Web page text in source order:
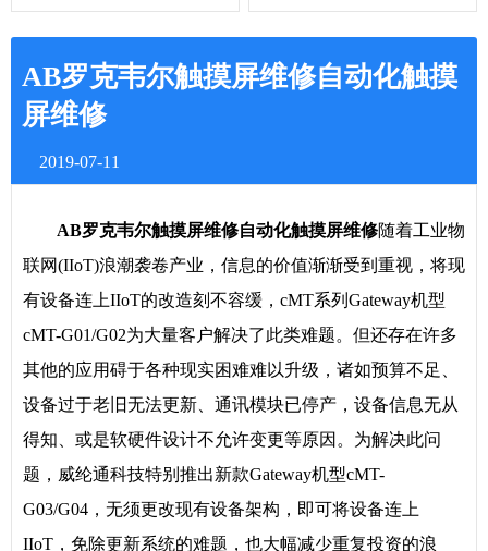
AB罗克韦尔触摸屏维修自动化触摸
屏维修
2019-07-11
AB罗克韦尔触摸屏维修自动化触摸屏维修随着工业物
联网(IIoT)浪潮袭卷产业，信息的价值渐渐受到重视，将现
有设备连上IIoT的改造刻不容缓，cMT系列Gateway机型
cMT-G01/G02为大量客户解决了此类难题。但还存在许多
其他的应用碍于各种现实困难难以升级，诸如预算不足、
设备过于老旧无法更新、通讯模块已停产，设备信息无从
得知、或是软硬件设计不允许变更等原因。为解决此问
题，威纶通科技特别推出新款Gateway机型cMT-
G03/G04，无须更改现有设备架构，即可将设备连上
IIoT，免除更新系统的难题，也大幅减少重复投资的浪